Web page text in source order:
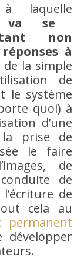
laquelle
va se
non
à
de la simple
de
le système
quoi) à
d’une
la prise de
le faire
de
de
de
cela au
permanent
développer